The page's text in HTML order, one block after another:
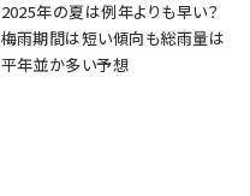
2025年の夏は例年よりも早い？
梅雨期間は短い傾向も総雨量は
平年並か多い予想